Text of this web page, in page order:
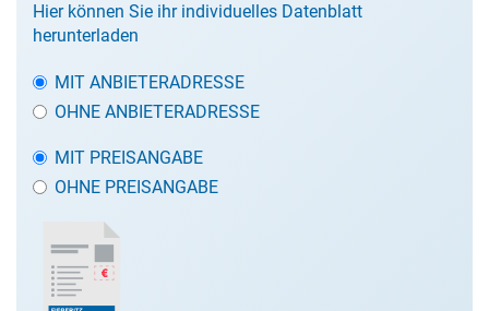
Hier können Sie ihr individuelles Datenblatt
herunterladen
MIT ANBIETERADRESSE
OHNE ANBIETERADRESSE
MIT PREISANGABE
OHNE PREISANGABE